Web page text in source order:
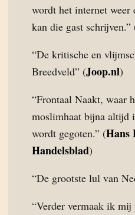
wordt het internet weer
kan die gast schrijven.”
“De kritische en
Breedveld” (Joop.nl)
“Frontaal Naakt, waar
moslimhaat bijna altijd
wordt gegoten.” (Hans
Handelsblad)
“De grootste lul van
“Verder vermaak ik